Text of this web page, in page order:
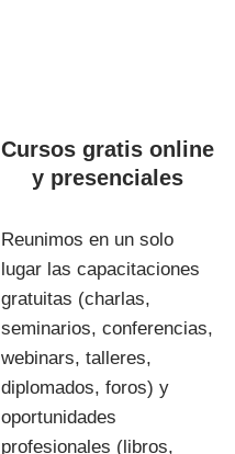
Cursos gratis online
y presenciales
Reunimos en un solo
lugar las capacitaciones
gratuitas (charlas,
seminarios, conferencias,
webinars, talleres,
diplomados, foros) y
oportunidades
profesionales (libros,